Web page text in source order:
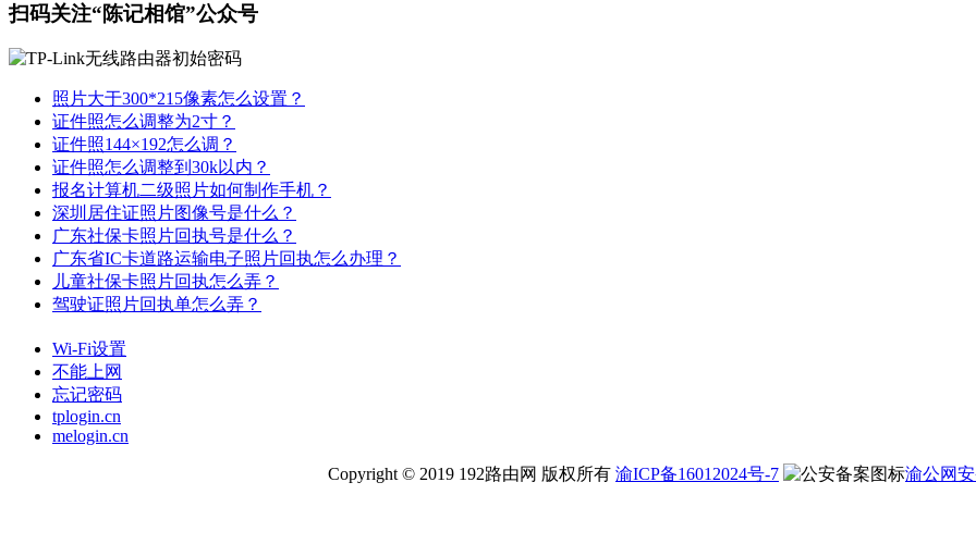
扫码关注“陈记相馆”公众号
照片大于300*215像素怎么设置？
证件照怎么调整为2寸？
证件照144×192怎么调？
证件照怎么调整到30k以内？
报名计算机二级照片如何制作手机？
深圳居住证照片图像号是什么？
广东社保卡照片回执号是什么？
广东省IC卡道路运输电子照片回执怎么办理？
儿童社保卡照片回执怎么弄？
驾驶证照片回执单怎么弄？
Wi-Fi设置
不能上网
忘记密码
tplogin.cn
melogin.cn
Copyright © 2019 192路由网 版权所有 渝ICP备16012024号-7 渝公网安